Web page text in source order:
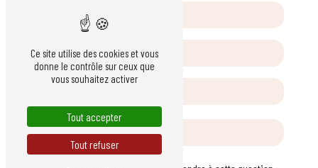
Ce site utilise des cookies et vous
donne le contrôle sur ceux que
vous souhaitez activer
Tout accepter
Tout refuser